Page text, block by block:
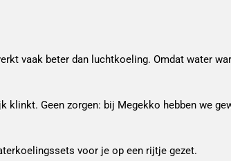
vaak beter dan luchtkoeling. Omdat water
Geen zorgen: bij Megekko hebben we
voor je op een rijtje gezet.